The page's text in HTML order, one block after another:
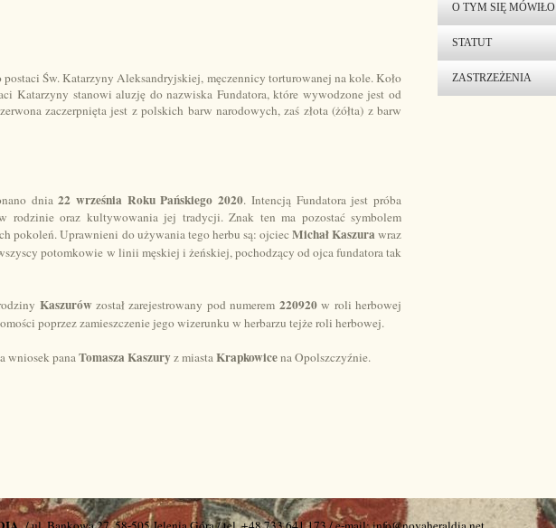
Św. Katarzyny Aleksandryjskiej, męczennicy torturowanej na kole. Koło
Katarzyny stanowi aluzję do nazwiska Fundatora, które wywodzone jest od
zaczerpnięta jest z polskich barw narodowych, zaś złota (żółta) z barw
dnia22 września Roku Pańskiego 2020. Intencją Fundatora jest próba
rodzinie oraz kultywowania jej tradycji. Znak ten ma pozostać symbolem
pokoleń. Uprawnieni do używania tego herbu są: ojciec Michał Kaszurawraz
potomkowie w linii męskiej i żeńskiej, pochodzący od ojca fundatora tak
Kaszurówzostał zarejestrowany pod numerem 220920w roli herbowej
poprzez zamieszczenie jego wizerunku w herbarzu tejże roli herbowej.
wniosek panaTomasza Kaszury z miastaKrapkowicena Opolszczyźnie.
O TYM SIĘ MÓWIŁO
STATUT
ZASTRZEŻENIA